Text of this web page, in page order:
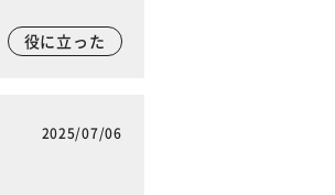
役に立った
2025/07/06